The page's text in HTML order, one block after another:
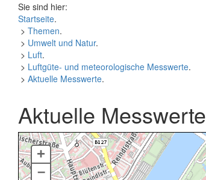
Sie sind hier:
Startseite.
> Themen.
> Umwelt und Natur.
> Luft.
> Luftgüte- und meteorologische Messwerte.
> Aktuelle Messwerte.
Aktuelle Messwerte
+
–